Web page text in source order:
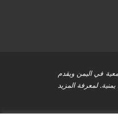
في اليمن ويقدم
لمعرفة المزيد